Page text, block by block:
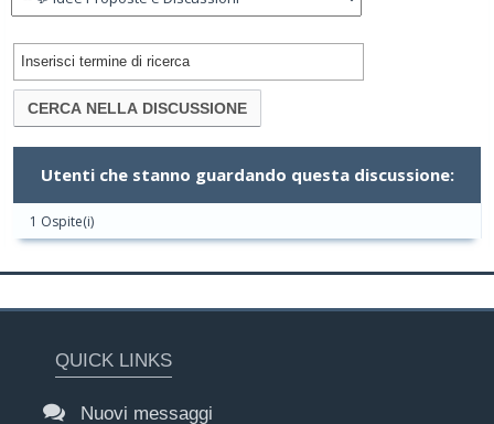
Utenti che stanno guardando questa discussione:
1 Ospite(i)
QUICK LINKS
Nuovi messaggi